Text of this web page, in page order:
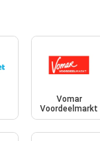
Vomar
Voordeelmarkt